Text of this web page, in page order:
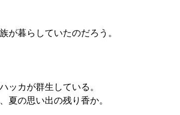
が暮らしていたのだろう。
ッカが群生している。
夏の思い出の残り香か。